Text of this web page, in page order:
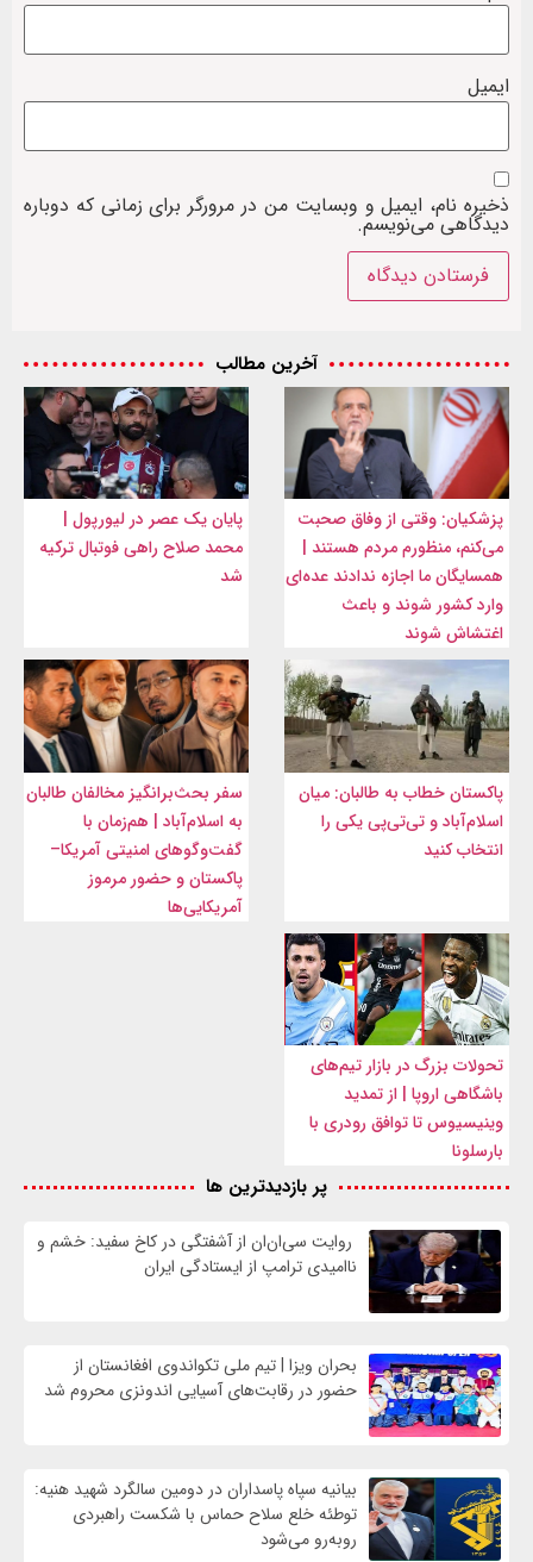
ایمیل
ذخیره نام، ایمیل و وبسایت من در مرورگر برای زمانی که دوباره
دیدگاهی می‌نویسم.
آخرین مطالب
پزشکیان: وقتی از وفاق صحبت
می‌کنم، منظورم مردم هستند |
همسایگان ما اجازه ندادند عده‌ای
وارد کشور شوند و باعث
اغتشاش شوند
پایان یک عصر در لیورپول |
محمد صلاح راهی فوتبال ترکیه
شد
پاکستان خطاب به طالبان: میان
اسلام‌آباد و تی‌تی‌پی یکی را
انتخاب کنید
سفر بحث‌برانگیز مخالفان طالبان
به اسلام‌آباد | هم‌زمان با
گفت‌وگوهای امنیتی آمریکا–
پاکستان و حضور مرموز
آمریکایی‌ها
تحولات بزرگ در بازار تیم‌های
باشگاهی اروپا | از تمدید
وینیسیوس تا توافق رودری با
بارسلونا
پر بازدیدترین ها
روایت سی‌ان‌ان از آشفتگی در کاخ سفید: خشم و
ناامیدی ترامپ از ایستادگی ایران
بحران ویزا | تیم ملی تکواندوی افغانستان از
حضور در رقابت‌های آسیایی اندونزی محروم شد
بیانیه سپاه پاسداران در دومین سالگرد شهید هنیه:
توطئه خلع سلاح حماس با شکست راهبردی
روبه‌رو می‌شود